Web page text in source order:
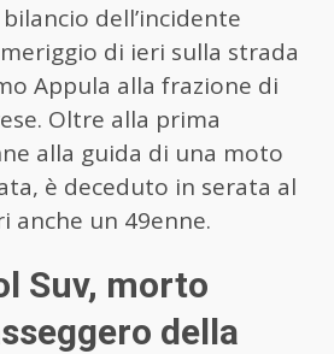
dell’incidente
di ieri sulla strada
Appula alla frazione di
Oltre alla prima
alla guida di una moto
è deceduto in serata al
anche un 49enne.
Suv, morto
della